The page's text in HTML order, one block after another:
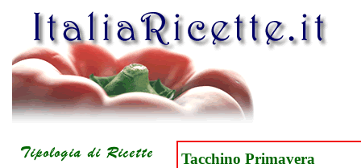
Tacchino Primavera